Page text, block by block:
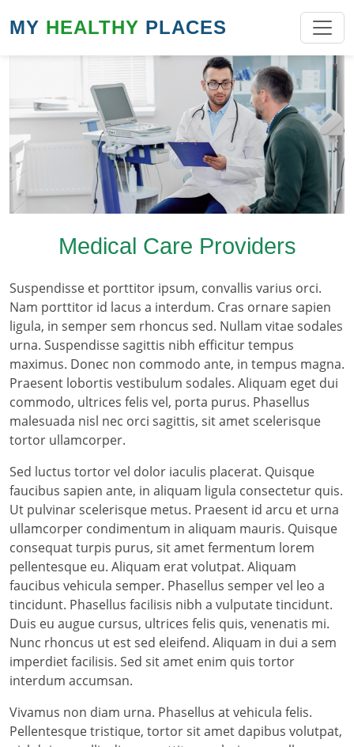
MY HEALTHY PLACES
Medical Care Providers
Suspendisse et porttitor ipsum, convallis varius orci.
Nam porttitor id lacus a interdum. Cras ornare sapien
ligula, in semper sem rhoncus sed. Nullam vitae sodales
urna. Suspendisse sagittis nibh efficitur tempus
maximus. Donec non commodo ante, in tempus magna.
Praesent lobortis vestibulum sodales. Aliquam eget dui
commodo, ultrices felis vel, porta purus. Phasellus
malesuada nisl nec orci sagittis, sit amet scelerisque
tortor ullamcorper.
Sed luctus tortor vel dolor iaculis placerat. Quisque
faucibus sapien ante, in aliquam ligula consectetur quis.
Ut pulvinar scelerisque metus. Praesent id arcu et urna
ullamcorper condimentum in aliquam mauris. Quisque
consequat turpis purus, sit amet fermentum lorem
pellentesque eu. Aliquam erat volutpat. Aliquam
faucibus vehicula semper. Phasellus semper vel leo a
tincidunt. Phasellus facilisis nibh a vulputate tincidunt.
Duis eu augue cursus, ultrices felis quis, venenatis mi.
Nunc rhoncus ut est sed eleifend. Aliquam in dui a sem
imperdiet facilisis. Sed sit amet enim quis tortor
interdum accumsan.
Vivamus non diam urna. Phasellus at vehicula felis.
Pellentesque tristique, tortor sit amet dapibus volutpat,